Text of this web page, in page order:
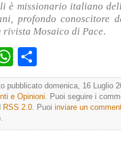
è missionario italiano
profondo conoscitore
Mosaico di Pace.
WhatsApp
pubblicato domenica, 16 Luglio
e Opinioni. Puoi seguire i
RSS 2.0. Puoi inviare un